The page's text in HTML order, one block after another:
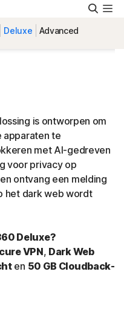
Deluxe Advanced
is ontworpen om
apparaten te
met AI-gedreven
voor privacy op
ontvang een melding
het dark web wordt
Deluxe?
VPN, Dark Web
en 50 GB Cloudback-